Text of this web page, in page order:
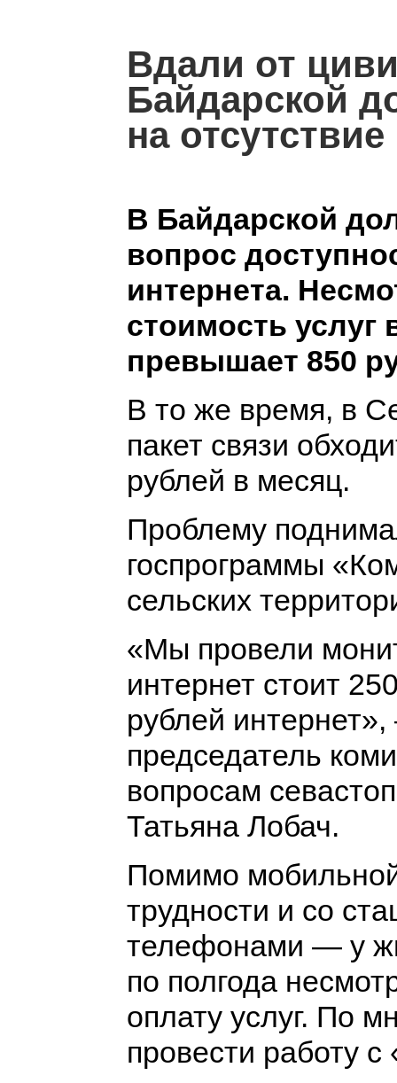
Вдали от
Байдарской
на
В Байдарской
вопрос
интернета.
стоимость услуг
превышает 850
В то же время, в
пакет связи
рублей в месяц.
Проблему
госпрограммы
сельских
«Мы провели
интернет стоит
рублей
председатель
вопросам
Татьяна Лобач.
Помимо
трудности и со
телефонами — у
по полгода
оплату услуг. По
провести работу